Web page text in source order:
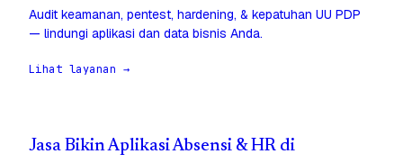
Audit keamanan, pentest, hardening, & kepatuhan UU PDP
— lindungi aplikasi dan data bisnis Anda.
Lihat layanan →
Jasa Bikin Aplikasi Absensi & HR di